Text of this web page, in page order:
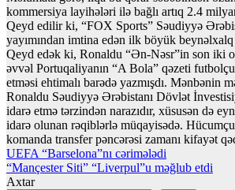
kommersiya layihələri ilə bağlı artıq 2.4
Qeyd edilir ki, “FOX Sports” Səudiyyə
yayımından imtina edən ilk böyük
Qeyd edək ki, Ronaldu “Ən-Nəsr”in son iki
əvvəl Portuqaliyanın “A Bola” qəzeti
etməsi ehtimalı barədə yazmışdı. Mənbənin
Ronaldu Səudiyyə Ərəbistanı Dövlət
idarə etmə tərzindən narazıdır, xüsusən də
idarə olunan rəqiblərlə müqayisədə.
komanda transfer pəncərəsi zamanı kifayət
Yazı
naviqasiyası
UEFA “Barselona”nı cərimələdi
“Mançester Siti” “Liverpul”u məğlub etdi
Axtar